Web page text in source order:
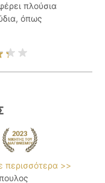
πλούσια
όπως
περισσότερα >>